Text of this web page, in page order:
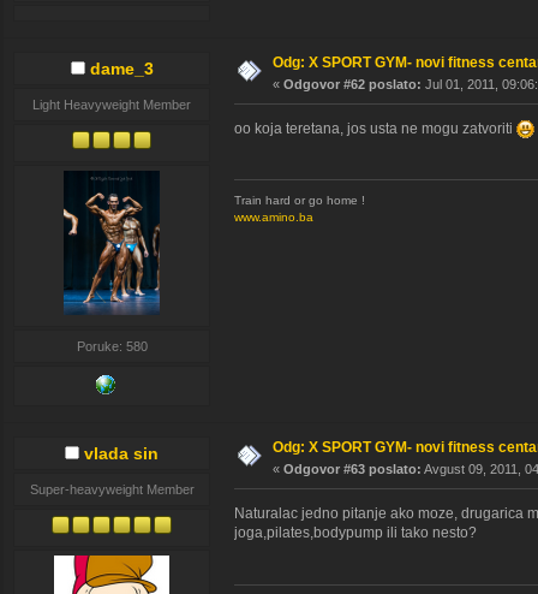
dame_3
Light Heavyweight Member
Poruke: 580
Odg: X SPORT GYM- novi fitness
« Odgovor #62 poslato: Jul 01, 2011,
oo koja teretana, jos usta ne mogu zatvoriti
Train hard or go home !
www.amino.ba
vlada sin
Super-heavyweight Member
Odg: X SPORT GYM- novi fitness
« Odgovor #63 poslato: Avgust 09, 2011,
Naturalac jedno pitanje ako moze, drugarica
joga,pilates,bodypump ili tako nesto?